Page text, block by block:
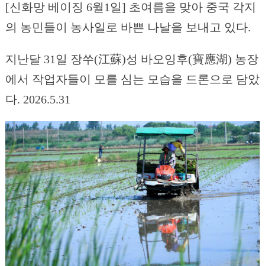
[신화망 베이징 6월1일] 초여름을 맞아 중국 각지
의 농민들이 농사일로 바쁜 나날을 보내고 있다.
지난달 31일 장쑤(江蘇)성 바오잉후(寶應湖) 농장
에서 작업자들이 모를 심는 모습을 드론으로 담았
다. 2026.5.31